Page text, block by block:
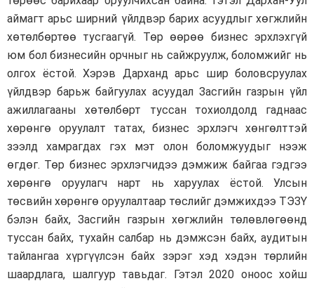
аймагт арьс ширний үйлдвэр барих асуудлыг хөгжлийн
хөтөлбөртөө тусгаагүй. Төр өөрөө бизнес эрхлэхгүй
юм бол бизнесийн орчныг нь сайжруулж, боломжийг нь
олгох ёстой. Хэрэв Дарханд арьс шир боловсруулах
үйлдвэр барьж байгуулах асуудал Засгийн газрын үйл
ажиллагааны хөтөлбөрт туссан тохиолдолд гаднаас
хөрөнгө оруулалт татах, бизнес эрхлэгч хөнгөлттэй
зээлд хамрагдах гэх мэт олон боломжуудыг нээж
өгдөг. Төр бизнес эрхлэгчидээ дэмжиж байгаа гэдгээ
хөрөнгө оруулагч нарт нь харуулах ёстой. Улсын
төсвийн хөрөнгө оруулалтаар төслийг дэмжихдээ ТЭЗҮ
бэлэн байх, Засгийн газрын хөгжлийн төлөвлөгөөнд
туссан байх, тухайн салбар нь дэмжсэн байх, аудитын
тайлангаа хүргүүлсэн байх зэрэг хэд хэдэн төрлийн
шаардлага, шалгуур тавьдаг. Гэтэл 2020 оноос хойш